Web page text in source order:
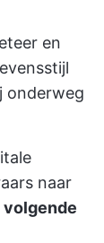
en
onderweg
naar
volgende